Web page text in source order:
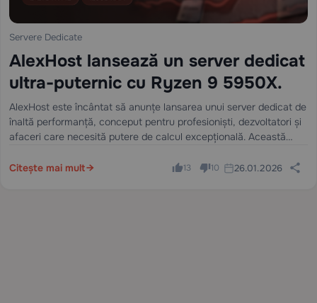
Servere Dedicate
AlexHost lansează un server dedicat
ultra-puternic cu Ryzen 9 5950X.
AlexHost este încântat să anunțe lansarea unui server dedicat de
înaltă performanță, conceput pentru profesioniști, dezvoltatori și
afaceri care necesită putere de calcul excepțională. Această
necompromisă, făcându-l ideal pentru o gamă largă…
Citește mai mult 13 10 26.01.2026